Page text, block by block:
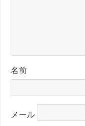
名前
メール